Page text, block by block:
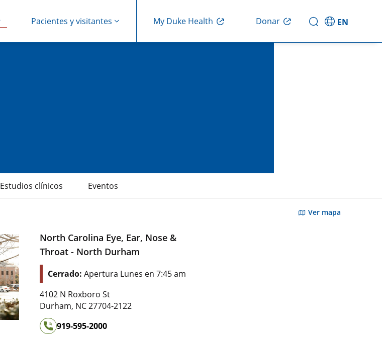
Pacientes y visitantes My Duke Health Donar EN
Estudios clínicos
Eventos
Ver mapa
North Carolina Eye, Ear, Nose &
Throat - North Durham
Cerrado:Apertura Lunes en 7:45 am
4102 N Roxboro St
Durham, NC27704-2122
919-595-2000